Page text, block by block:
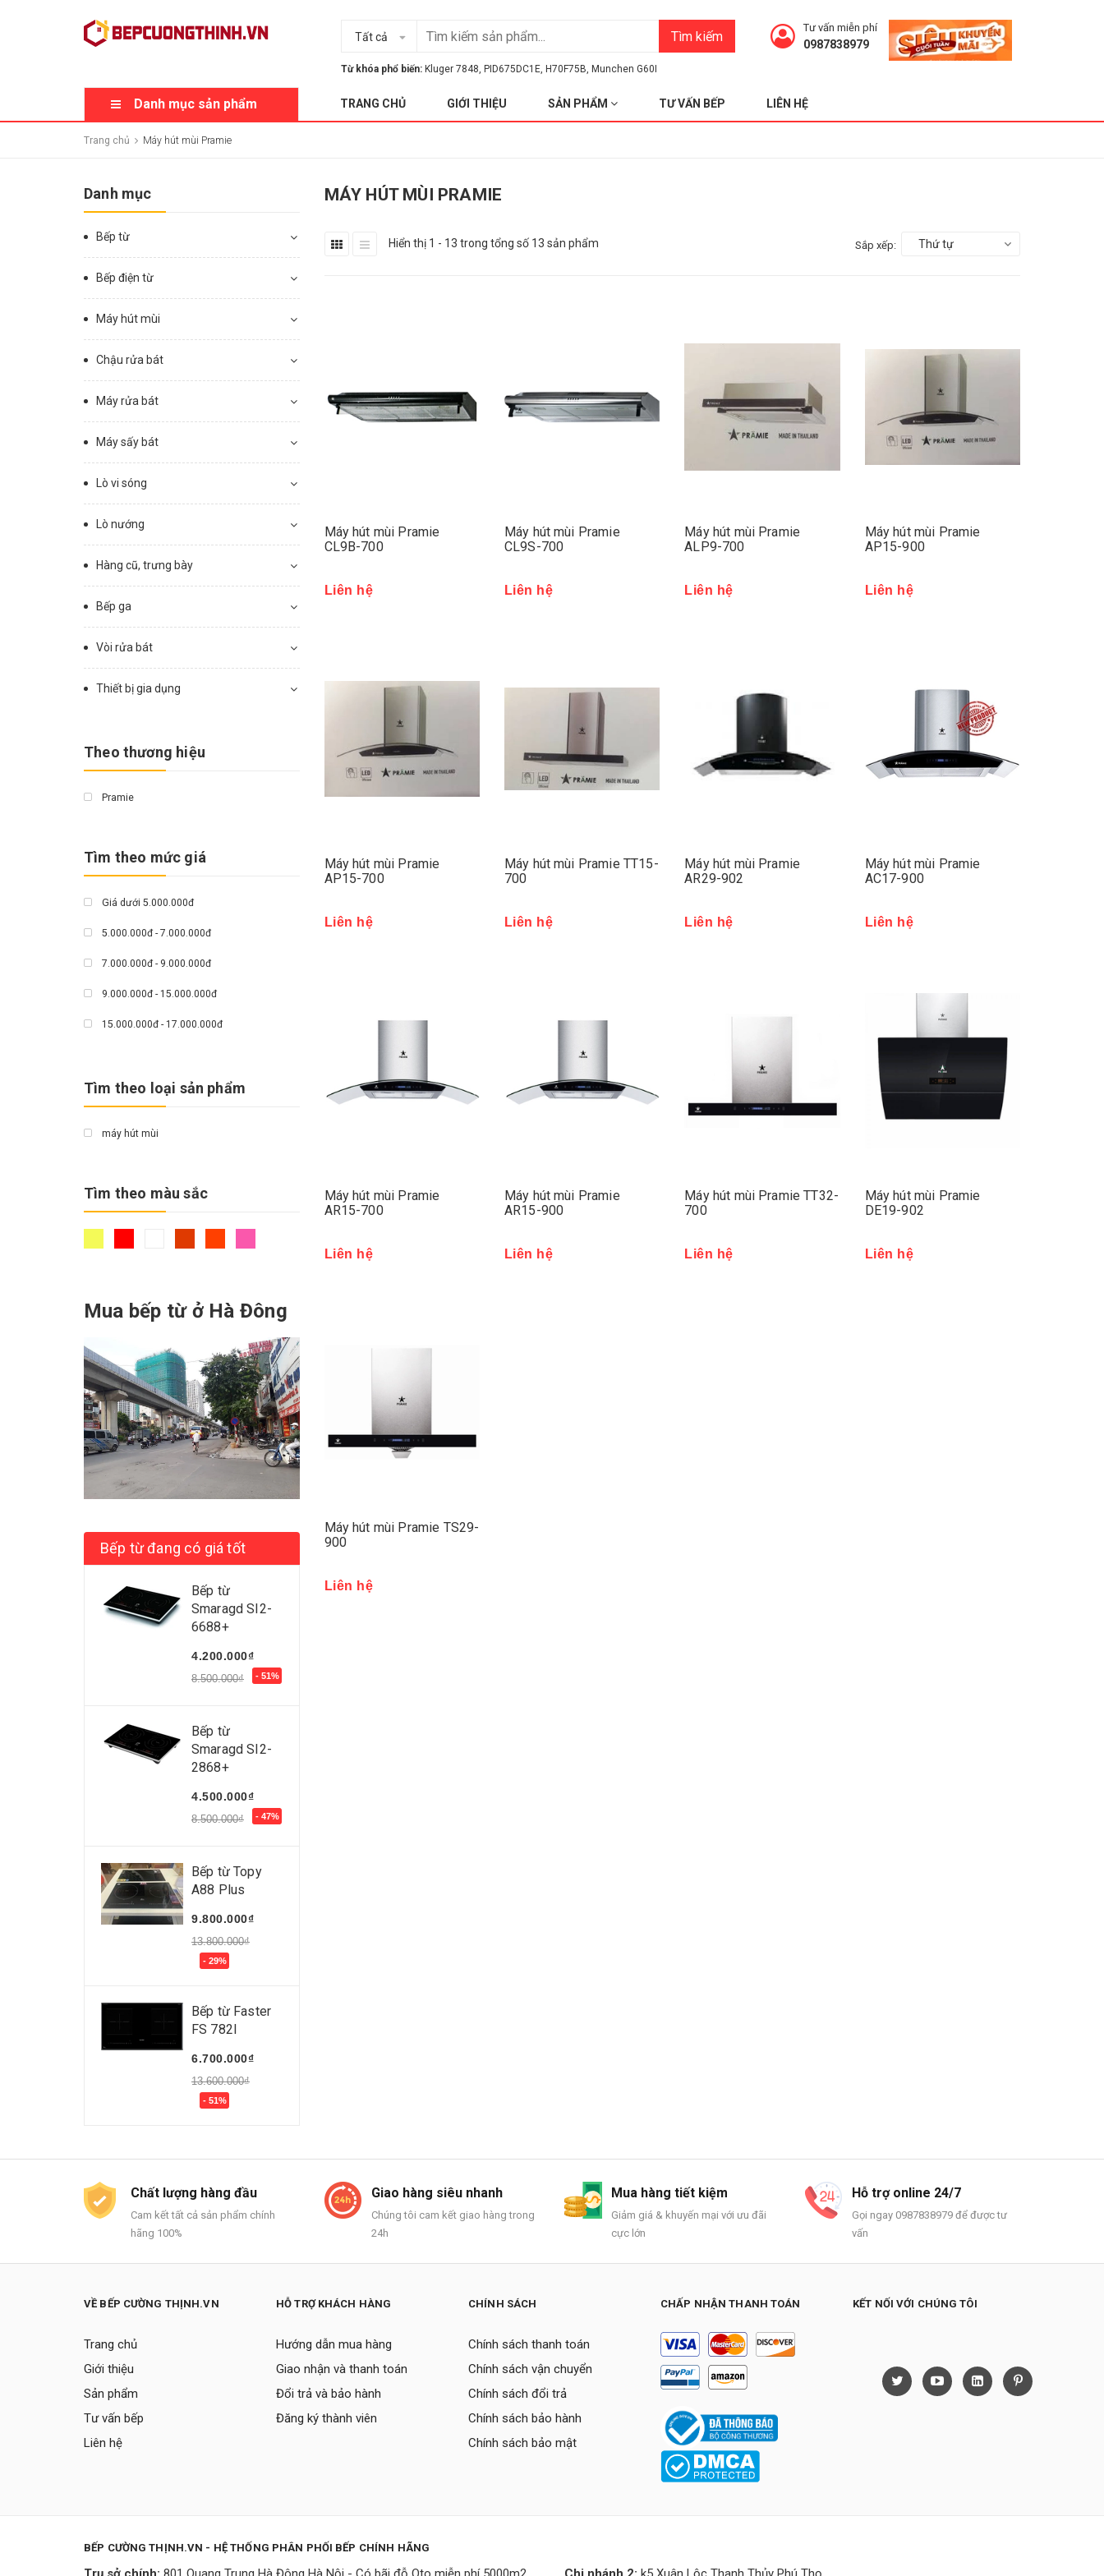
Tất cả Tìm kiếm
Từ khóa phổ biến: Kluger 7848, PID675DC1E, H70F75B, Munchen G60I
Tư vấn miễn phí
0987838979
Danh mục sản phẩm TRANG CHỦ GIỚI THIỆU SẢN PHẨM TƯ VẤN BẾP LIÊN HỆ
Trang chủ Máy hút mùi Pramie
MÁY HÚT MÙI PRAMIE
Hiển thị 1 - 13 trong tổng số 13 sản phẩm Sắp xếp: Thứ tự
Máy hút mùi Pramie
CL9B-700
Liên hệ
Máy hút mùi Pramie
CL9S-700
Liên hệ
Máy hút mùi Pramie
ALP9-700
Liên hệ
Máy hút mùi Pramie
AP15-900
Liên hệ
Máy hút mùi Pramie
AP15-700
Liên hệ
Máy hút mùi Pramie TT15-
700
Liên hệ
Máy hút mùi Pramie
AR29-902
Liên hệ
Máy hút mùi Pramie
AC17-900
Liên hệ
Máy hút mùi Pramie
AR15-700
Liên hệ
Máy hút mùi Pramie
AR15-900
Liên hệ
Máy hút mùi Pramie TT32-
700
Liên hệ
Máy hút mùi Pramie
DE19-902
Liên hệ
Máy hút mùi Pramie TS29-
900
Liên hệ
Danh mục
Bếp từ
Bếp điện từ
Máy hút mùi
Chậu rửa bát
Máy rửa bát
Máy sấy bát
Lò vi sóng
Lò nướng
Hàng cũ, trưng bày
Bếp ga
Vòi rửa bát
Thiết bị gia dụng
Theo thương hiệu
Pramie
Tìm theo mức giá
Giá dưới 5.000.000đ
5.000.000đ - 7.000.000đ
7.000.000đ - 9.000.000đ
9.000.000đ - 15.000.000đ
15.000.000đ - 17.000.000đ
Tìm theo loại sản phẩm
máy hút mùi
Tìm theo màu sắc
Mua bếp từ ở Hà Đông
Bếp từ đang có giá tốt
Bếp từ
Smaragd SI2-
6688+
4.200.000₫
8.500.000₫ - 51%
Bếp từ
Smaragd SI2-
2868+
4.500.000₫
8.500.000₫ - 47%
Bếp từ Topy
A88 Plus
9.800.000₫
13.800.000₫
- 29%
Bếp từ Faster
FS 782I
6.700.000₫
13.600.000₫
- 51%
Chất lượng hàng đầu
Cam kết tất cả sản phẩm chính
hãng 100%
Giao hàng siêu nhanh
Chúng tôi cam kết giao hàng trong
24h
Mua hàng tiết kiệm
Giảm giá & khuyến mại với ưu đãi
cực lớn
Hỗ trợ online 24/7
Gọi ngay 0987838979 để được tư
vấn
VỀ BẾP CƯỜNG THỊNH.VN
Trang chủ
Giới thiệu
Sản phẩm
Tư vấn bếp
Liên hệ
HỖ TRỢ KHÁCH HÀNG
Hướng dẫn mua hàng
Giao nhận và thanh toán
Đổi trả và bảo hành
Đăng ký thành viên
CHÍNH SÁCH
Chính sách thanh toán
Chính sách vận chuyển
Chính sách đổi trả
Chính sách bảo hành
Chính sách bảo mật
CHẤP NHẬN THANH TOÁN KẾT NỐI VỚI CHÚNG TÔI
BẾP CƯỜNG THỊNH.VN - HỆ THỐNG PHÂN PHỐI BẾP CHÍNH HÃNG